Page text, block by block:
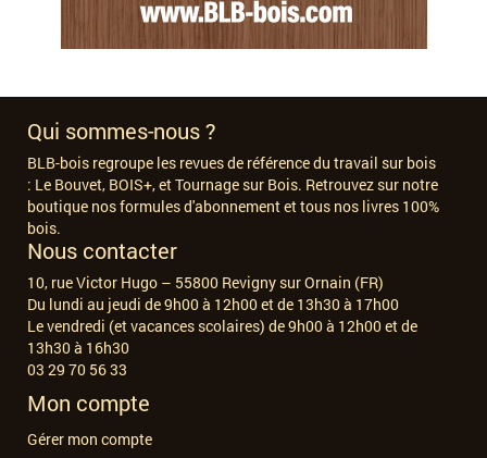
Qui sommes-nous ?
BLB-bois regroupe les revues de référence du travail sur bois
: Le Bouvet, BOIS+, et Tournage sur Bois. Retrouvez sur notre
boutique nos formules d'abonnement et tous nos livres 100%
bois.
Nous contacter
10, rue Victor Hugo – 55800 Revigny sur Ornain (FR)
Du lundi au jeudi de 9h00 à 12h00 et de 13h30 à 17h00
Le vendredi (et vacances scolaires) de 9h00 à 12h00 et de
13h30 à 16h30
03 29 70 56 33
Mon compte
Gérer mon compte